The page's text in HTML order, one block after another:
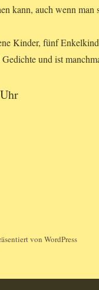
kann, auch wenn
Kinder, fünf
und ist
von WordPress